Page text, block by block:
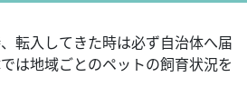
転入してきた時は必ず自治体へ届
は地域ごとのペットの飼育状況を